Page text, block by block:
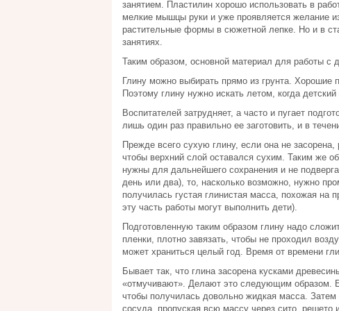
занятием. Пластилин хорошо использовать в
мелкие мышцы руки и уже проявляется желание
растительные формы в сюжетной лепке. Но и в
занятиях.
Таким образом, основной материал для работы с
Глину можно выбирать прямо из грунта. Хорошие
Поэтому глину нужно искать летом, когда
Воспитателей затрудняет, а часто и пугает
лишь один раз правильно ее заготовить, и в
Прежде всего сухую глину, если она не
чтобы верхний слой оставался сухим. Таким же
нужны для дальнейшего сохранения и не
день или два), то, насколько возможно, нужно
получилась густая глинистая масса, похожая на
эту часть работы могут выполнить дети).
Подготовленную таким образом глину надо
пленки, плотно завязать, чтобы не проходил
может храниться целый год. Время от времени
Бывает так, что глина засорена кусками
«отмучивают». Делают это следующим образом.
чтобы получилась довольно жидкая масса.
сосуда, пропуская всю массу через сито, решето